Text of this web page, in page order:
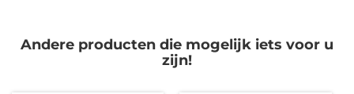
Andere producten die mogelijk iets voor u
zijn!